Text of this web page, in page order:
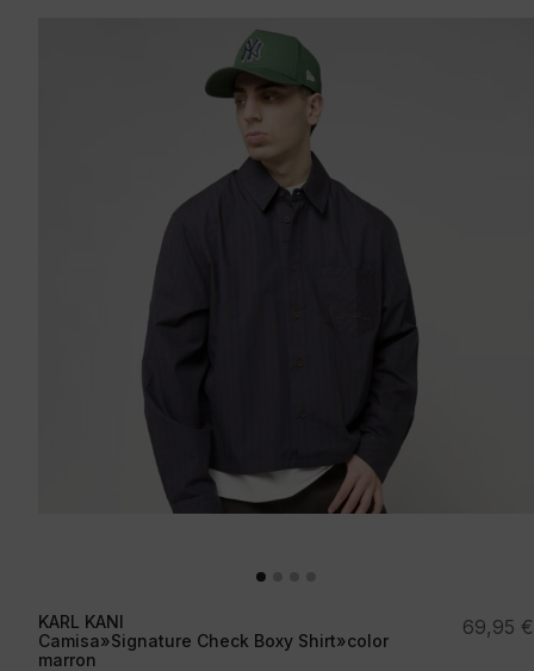
KARL KANI
Camisa»Signature Check Boxy Shirt»color
marron
69,95 €